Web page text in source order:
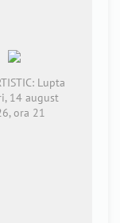
Lupta
14 august
ora 21